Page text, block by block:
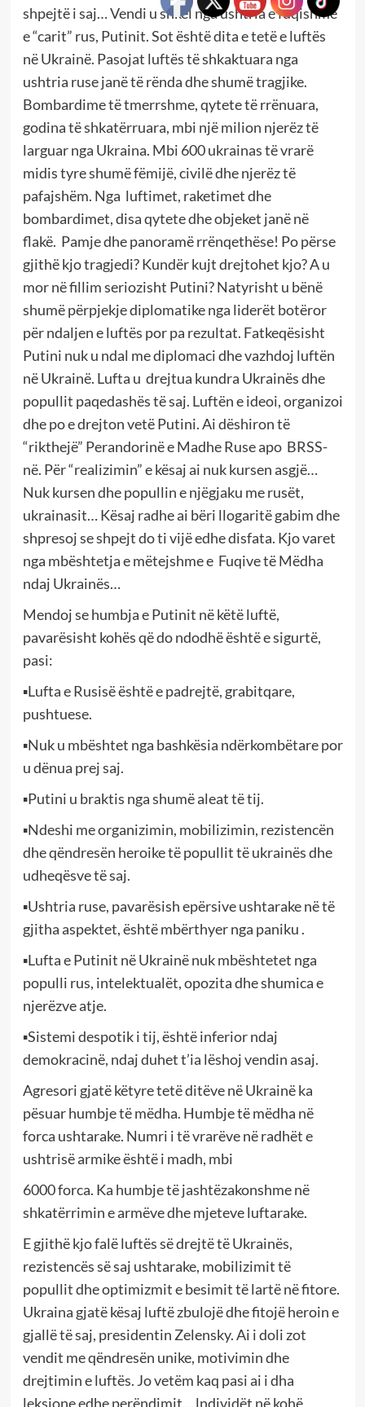
shpejtë i saj… Vendi u shkel nga ushtria e fuqishme
e “carit” rus, Putinit. Sot është dita e tetë e luftës
në Ukrainë. Pasojat luftës të shkaktuara nga
ushtria ruse janë të rënda dhe shumë tragjike.
Bombardime të tmerrshme, qytete të rrënuara,
godina të shkatërruara, mbi një milion njerëz të
larguar nga Ukraina. Mbi 600 ukrainas të vrarë
midis tyre shumë fëmijë, civilë dhe njerëz të
pafajshëm. Nga luftimet, raketimet dhe
bombardimet, disa qytete dhe objeket janë në
flakë. Pamje dhe panoramë rrënqethëse! Po përse
gjithë kjo tragjedi? Kundër kujt drejtohet kjo? A u
mor në fillim seriozisht Putini? Natyrisht u bënë
shumë përpjekje diplomatike nga liderët botëror
për ndaljen e luftës por pa rezultat. Fatkeqësisht
Putini nuk u ndal me diplomaci dhe vazhdoj luftën
në Ukrainë. Lufta u drejtua kundra Ukrainës dhe
popullit paqedashës të saj. Luftën e ideoi, organizoi
dhe po e drejton vetë Putini. Ai dëshiron të
“rikthejë” Perandorinë e Madhe Ruse apo BRSS-
në. Për “realizimin” e kësaj ai nuk kursen asgjë…
Nuk kursen dhe popullin e njëgjaku me rusët,
ukrainasit… Kësaj radhe ai bëri llogaritë gabim dhe
shpresoj se shpejt do ti vijë edhe disfata. Kjo varet
nga mbështetja e mëtejshme e Fuqive të Mëdha
ndaj Ukrainës…
Mendoj se humbja e Putinit në këtë luftë,
pavarësisht kohës që do ndodhë është e sigurtë,
pasi:
▪Lufta e Rusisë është e padrejtë, grabitqare,
pushtuese.
▪Nuk u mbështet nga bashkësia ndërkombëtare por
u dënua prej saj.
▪Putini u braktis nga shumë aleat të tij.
▪Ndeshi me organizimin, mobilizimin, rezistencën
dhe qëndresën heroike të popullit të ukrainës dhe
udheqësve të saj.
▪Ushtria ruse, pavarësish epërsive ushtarake në të
gjitha aspektet, është mbërthyer nga paniku .
▪Lufta e Putinit në Ukrainë nuk mbështetet nga
populli rus, intelektualët, opozita dhe shumica e
njerëzve atje.
▪Sistemi despotik i tij, është inferior ndaj
demokracinë, ndaj duhet t’ia lëshoj vendin asaj.
Agresori gjatë këtyre tetë ditëve në Ukrainë ka
pësuar humbje të mëdha. Humbje të mëdha në
forca ushtarake. Numri i të vrarëve në radhët e
ushtrisë armike është i madh, mbi
6000 forca. Ka humbje të jashtëzakonshme në
shkatërrimin e armëve dhe mjeteve luftarake.
E gjithë kjo falë luftës së drejtë të Ukrainës,
rezistencës së saj ushtarake, mobilizimit të
popullit dhe optimizmit e besimit të lartë në fitore.
Ukraina gjatë kësaj luftë zbulojë dhe fitojë heroin e
gjallë të saj, presidentin Zelensky. Ai i doli zot
vendit me qëndresën unike, motivimin dhe
drejtimin e luftës. Jo vetëm kaq pasi ai i dha
leksione edhe perëndimit… lndividët në kohë